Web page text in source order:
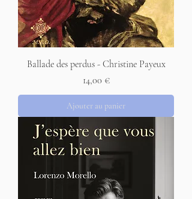
Ballade des perdus - Christine Payeux
Prix
14,00 €
Ajouter au panier